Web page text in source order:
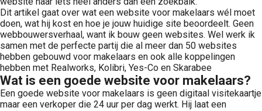
Dit artikel gaat over wat een website voor makelaars wél moet
doen, wat hij kost en hoe je jouw huidige site beoordeelt. Geen
webbouwersverhaal, want ik bouw geen websites. Wel werk ik
samen met de perfecte partij die al meer dan 50 websites
hebben gebouwd voor makelaars en ook alle koppelingen
hebben met Realworks, Kolibri, Yes-Co en Skarabee
Wat is een goede website voor makelaars?
Een goede website voor makelaars is geen digitaal visitekaartje
maar een verkoper die 24 uur per dag werkt. Hij laat een